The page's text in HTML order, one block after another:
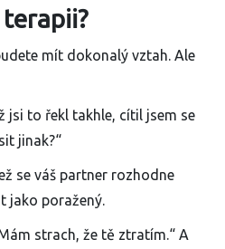
terapii?
mít dokonalý vztah. Ale
jsi to řekl takhle, cítil jsem se
jinak?“
se váš partner rozhodne
jako poražený.
strach, že tě ztratím.“ A